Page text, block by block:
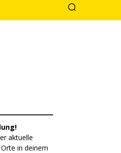
aktuelle
in deinem